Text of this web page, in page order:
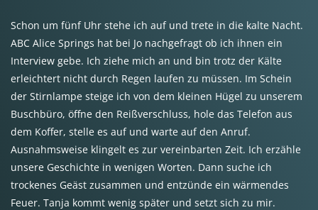
Schon um fünf Uhr stehe ich auf und trete in die kalte Nacht.
ABC Alice Springs hat bei Jo nachgefragt ob ich ihnen ein
Interview gebe. Ich ziehe mich an und bin trotz der Kälte
erleichtert nicht durch Regen laufen zu müssen. Im Schein
der Stirnlampe steige ich von dem kleinen Hügel zu unserem
Buschbüro, öffne den Reißverschluss, hole das Telefon aus
dem Koffer, stelle es auf und warte auf den Anruf.
Ausnahmsweise klingelt es zur vereinbarten Zeit. Ich erzähle
unsere Geschichte in wenigen Worten. Dann suche ich
trockenes Geäst zusammen und entzünde ein wärmendes
Feuer. Tanja kommt wenig später und setzt sich zu mir.